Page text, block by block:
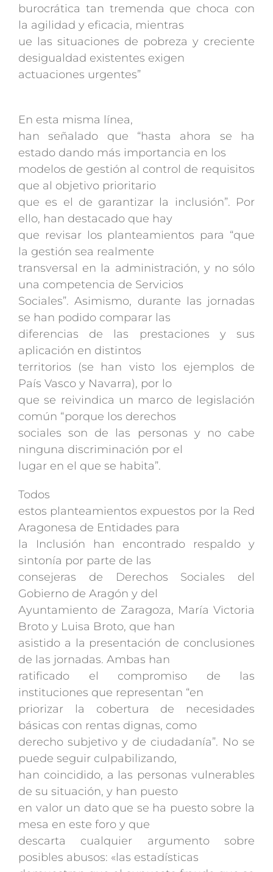
burocrática tan tremenda que choca con
la agilidad y eficacia, mientras
ue las situaciones de pobreza y creciente
desigualdad existentes exigen
actuaciones urgentes”
En esta misma línea,
han señalado que “hasta ahora se ha
estado dando más importancia en los
modelos de gestión al control de requisitos
que al objetivo prioritario
que es el de garantizar la inclusión”. Por
ello, han destacado que hay
que revisar los planteamientos para “que
la gestión sea realmente
transversal en la administración, y no sólo
una competencia de Servicios
Sociales”. Asimismo, durante las jornadas
se han podido comparar las
diferencias de las prestaciones y sus
aplicación en distintos
territorios (se han visto los ejemplos de
País Vasco y Navarra), por lo
que se reivindica un marco de legislación
común “porque los derechos
sociales son de las personas y no cabe
ninguna discriminación por el
lugar en el que se habita”.
Todos
estos planteamientos expuestos por la Red
Aragonesa de Entidades para
la Inclusión han encontrado respaldo y
sintonía por parte de las
consejeras de Derechos Sociales del
Gobierno de Aragón y del
Ayuntamiento de Zaragoza, María Victoria
Broto y Luisa Broto, que han
asistido a la presentación de conclusiones
de las jornadas. Ambas han
ratificado el compromiso de las
instituciones que representan “en
priorizar la cobertura de necesidades
básicas con rentas dignas, como
derecho subjetivo y de ciudadanía”. No se
puede seguir culpabilizando,
han coincidido, a las personas vulnerables
de su situación, y han puesto
en valor un dato que se ha puesto sobre la
mesa en este foro y que
descarta cualquier argumento sobre
posibles abusos: «las estadísticas